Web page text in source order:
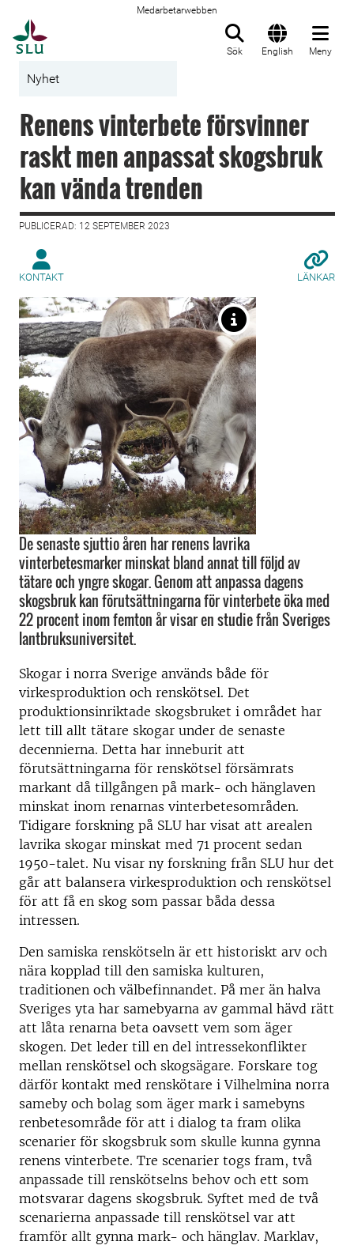
Medarbetarwebben
Sök English Meny
Nyhet
Renens vinterbete försvinner
raskt men anpassat skogsbruk
kan vända trenden
PUBLICERAD: 12 SEPTEMBER 2023
KONTAKT LÄNKAR
De senaste sjuttio åren har renens lavrika
vinterbetesmarker minskat bland annat till följd av
tätare och yngre skogar. Genom att anpassa dagens
skogsbruk kan förutsättningarna för vinterbete öka med
22 procent inom femton år visar en studie från Sveriges
lantbruksuniversitet.
Skogar i norra Sverige används både för
virkesproduktion och renskötsel. Det
produktionsinriktade skogsbruket i området har
lett till allt tätare skogar under de senaste
decennierna. Detta har inneburit att
förutsättningarna för renskötsel försämrats
markant då tillgången på mark- och hänglaven
minskat inom renarnas vinterbetesområden.
Tidigare forskning på SLU har visat att arealen
lavrika skogar minskat med 71 procent sedan
1950-talet. Nu visar ny forskning från SLU hur det
går att balansera virkesproduktion och renskötsel
för att få en skog som passar båda dessa
intressen.
Den samiska renskötseln är ett historiskt arv och
nära kopplad till den samiska kulturen,
traditionen och välbefinnandet. På mer än halva
Sveriges yta har samebyarna av gammal hävd rätt
att låta renarna beta oavsett vem som äger
skogen. Det leder till en del intressekonflikter
mellan renskötsel och skogsägare. Forskare tog
därför kontakt med renskötare i Vilhelmina norra
sameby och bolag som äger mark i samebyns
renbetesområde för att i dialog ta fram olika
scenarier för skogsbruk som skulle kunna gynna
renens vinterbete. Tre scenarier togs fram, två
anpassade till renskötselns behov och ett som
motsvarar dagens skogsbruk. Syftet med de två
scenarierna anpassade till renskötsel var att
framför allt gynna mark- och hänglav. Marklav,